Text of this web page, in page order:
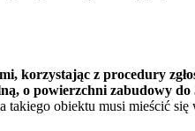
korzystając z procedury
o powierzchni zabudowy do
takiego obiektu musi mieścić